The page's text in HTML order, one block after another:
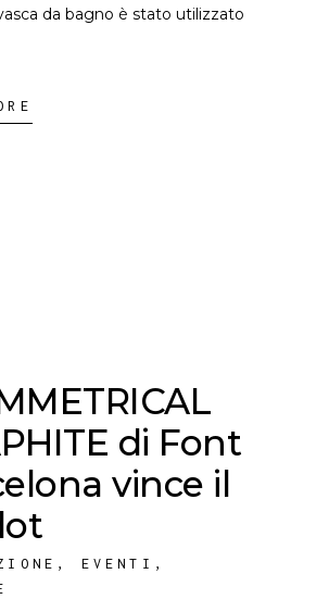
da bagno è stato utilizzato
di Font
vince il
, EVENTI ,